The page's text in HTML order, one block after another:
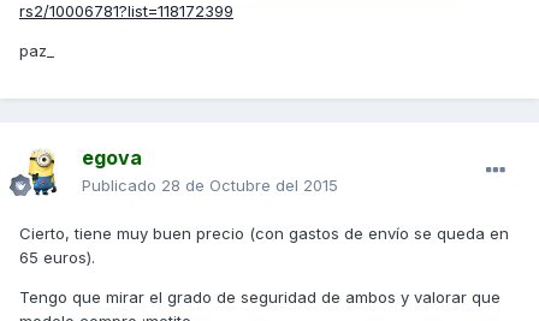
rs2/10006781?list=118172399
paz_
egova
Publicado 28 de Octubre del 2015
Cierto, tiene muy buen precio (con gastos de envío se queda en
65 euros).
Tengo que mirar el grado de seguridad de ambos y valorar que